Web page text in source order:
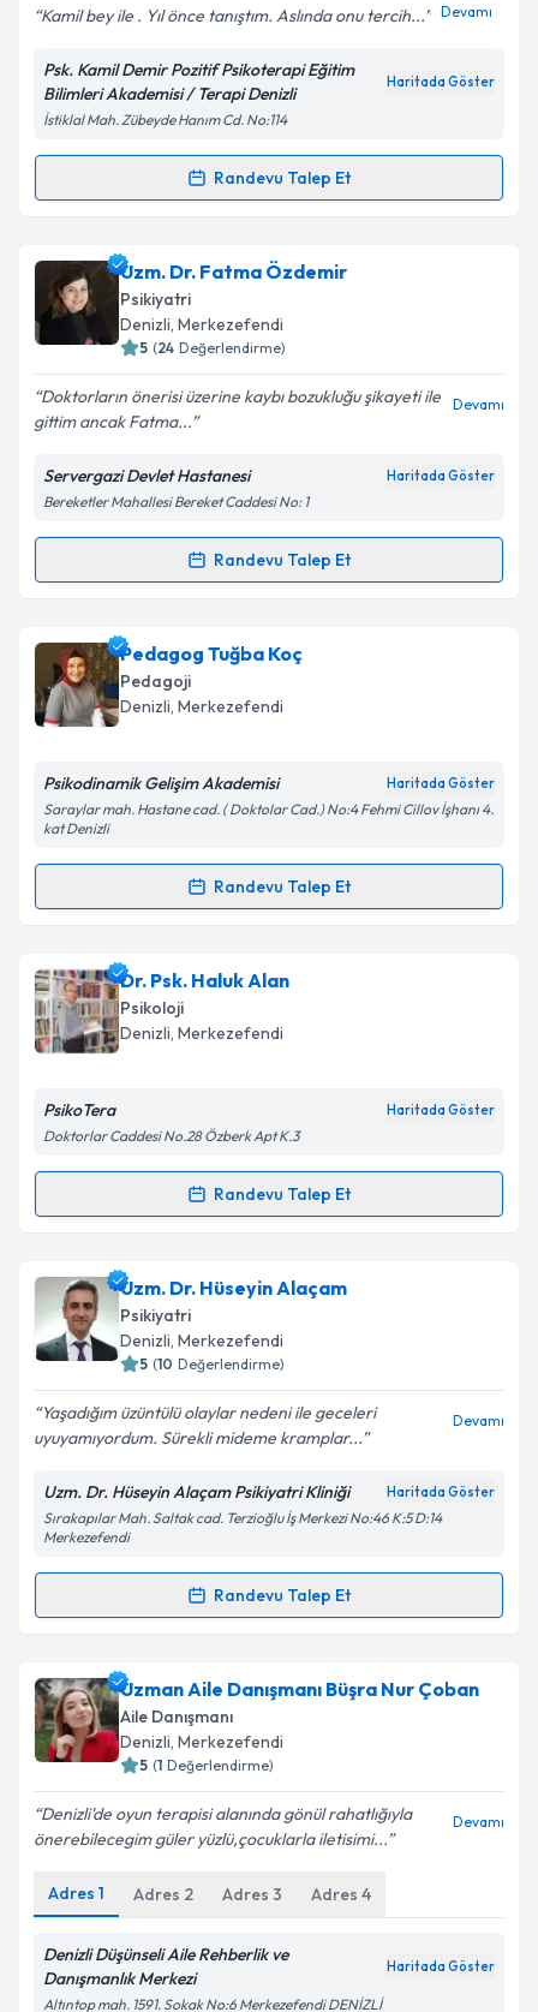
Kişisel verilerimin işlenmesine ilişkin
Metni'ni okudum ve kişisel verilerimin belirtilen
kapsamda işlenmesini kabul ediyorum.
Kamil bey ile . Yıl önce tanıştım. Aslında onu tercih... Devamı
Psk. Kamil Demir Pozitif Psikoterapi Eğitim
Bilimleri Akademisi / Terapi Denizli
Haritada Göster
İstiklal Mah. Zübeyde Hanım Cd. No:114
Randevu Talep Et
Randevu Takvimi Talebi
Uzm. Psk. Kamil Demiriçin randevu takvimi talebi
oluşturun. Size bu uzmandan randevu almanız için bir
takvim hazırlandığında e-posta ile bilgilendireceğiz.
Kişisel verilerimin işlenmesine ilişkin
Aydınlatma
Metni'ni okudum ve kişisel verilerimin belirtilen
kapsamda işlenmesini kabul ediyorum.
Uzm. Dr. Fatma Özdemir
Psikiyatri
Denizli, Merkezefendi
5 (24 Değerlendirme)
Doktorların önerisi üzerine kaybı bozukluğu şikayeti ile
gittim ancak Fatma...
Devamı
Servergazi Devlet Hastanesi Haritada Göster
Bereketler Mahallesi Bereket Caddesi No: 1
Randevu Talep Et
Randevu Takvimi Talebi
Uzm. Dr. Fatma Özdemiriçin randevu takvimi talebi
oluşturun. Size bu uzmandan randevu almanız için bir
takvim hazırlandığında e-posta ile bilgilendireceğiz.
Kişisel verilerimin işlenmesine ilişkinAydınlatma
'ni okudum ve kişisel verilerimin belirtilen
kapsamda işlenmesini kabul ediyorum.
Takvim Talebini Gönder
Pedagog Tuğba Koç
Pedagoji
Denizli, Merkezefendi
Psikodinamik Gelişim Akademisi Haritada Göster
Saraylar mah. Hastane cad. ( Doktolar Cad.) No:4 Fehmi Cillov İşhanı 4.
kat Denizli
Randevu Talep Et
Randevu Takvimi Talebi
Pedagog Tuğba Koç için randevu takvimi talebi
oluşturun. Size bu uzmandan randevu almanız için bir
takvim hazırlandığında e-posta ile bilgilendireceğiz.
Kişisel verilerimin işlenmesine ilişkin
Metni'ni okudum ve kişisel verilerimin belirtilen
Takvim Talebini Gönder
Dr. Psk. Haluk Alan
Psikoloji
Denizli, Merkezefendi
PsikoTera Haritada Göster
Doktorlar Caddesi No.28 Özberk Apt K.3
Randevu Talep Et
Randevu Takvimi Talebi
Dr. Psk. Haluk Alaniçin randevu takvimi talebi
oluşturun. Size bu uzmandan randevu almanız için bir
takvim hazırlandığında e-posta ile bilgilendireceğiz.
Kişisel verilerimin işlenmesine ilişkin
Aydınlatma
Metni'ni okudum ve kişisel verilerimin belirtilen
kapsamda işlenmesini kabul ediyorum.
Takvim Talebini Gönder
Uzm. Dr. Hüseyin Alaçam
Psikiyatri
Denizli, Merkezefendi
5 (10 Değerlendirme)
Yaşadığım üzüntülü olaylar nedeni ile geceleri
uyuyamıyordum. Sürekli mideme kramplar...
Devamı
Uzm. Dr. Hüseyin Alaçam Psikiyatri Kliniği Haritada Göster
Sırakapılar Mah. Saltak cad. Terzioğlu İş Merkezi No:46 K:5 D:14
Merkezefendi
Randevu Talep Et
Randevu Takvimi Talebi
Uzm. Dr. Hüseyin Alaçamiçin randevu takvimi talebi
oluşturun. Size bu uzmandan randevu almanız için bir
takvim hazırlandığında e-posta ile bilgilendireceğiz.
Kişisel verilerimin işlenmesine ilişkin
Metni'ni okudum ve kişisel verilerimin belirtilen
kapsamda işlenmesini kabul ediyorum.
Uzman Aile Danışmanı Büşra Nur Çoban
Aile Danışmanı
Denizli, Merkezefendi
5 (1 Değerlendirme)
Denizli'de oyun terapisi alanında gönül rahatlığıyla
önerebilecegim güler yüzlü,çocuklarla iletisimi...
Devamı
Adres 1 Adres 2 Adres 3 Adres 4
Denizli Düşünseli Aile Rehberlik ve
Danışmanlık Merkezi
Haritada Göster
Altıntop mah. 1591. Sokak No:6 Merkezefendi DENİZLİ